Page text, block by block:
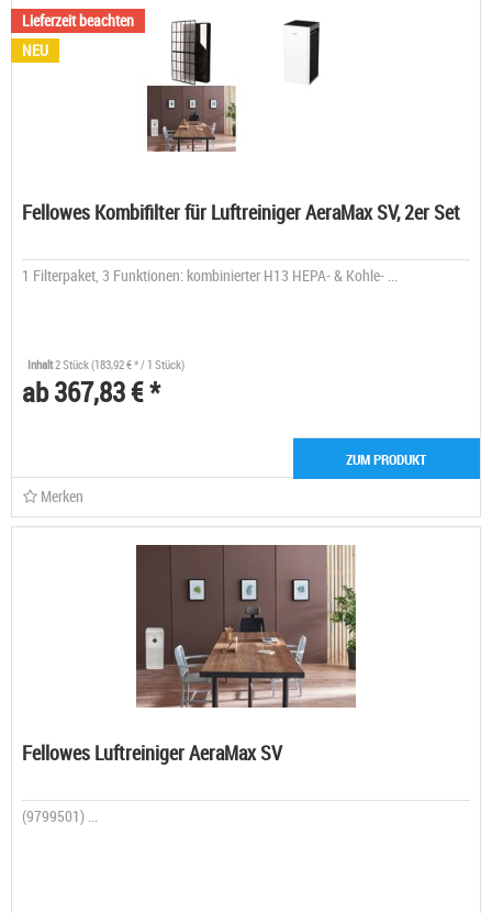
Lieferzeit beachten
NEU
Fellowes Kombifilter für Luftreiniger AeraMax SV, 2er Set
1 Filterpaket, 3 Funktionen: kombinierter H13 HEPA- & Kohle- ...
Inhalt2 Stück(183,92 € * / 1 Stück)
ab 367,83 € *
ZUM PRODUKT
Merken
Fellowes Luftreiniger AeraMax SV
(9799501) ...